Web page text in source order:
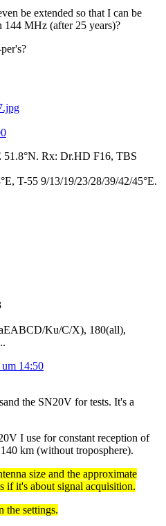
be extended so that I can be
144 MHz (after 25 years)?
51.8°N. Rx: Dr.HD F16, TBS
T-55 9/13/19/23/28/39/42/45°E.
Ku/C/X), 180(all),
14:50
the SN20V for tests. It's a
I use for constant reception of
km (without troposphere).
size and the approximate
if it's about signal acquisition.
the settings.